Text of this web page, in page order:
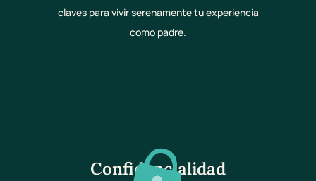
claves para vivir serenamente tu experiencia
como padre.
Confidencialidad